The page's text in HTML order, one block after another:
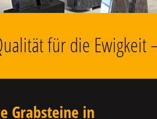
für die Ewigkeit
Grabsteine in